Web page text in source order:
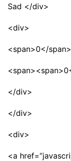
Sad </div>
<div>
<span>0</span>
</div>
</div>
<div>
<a